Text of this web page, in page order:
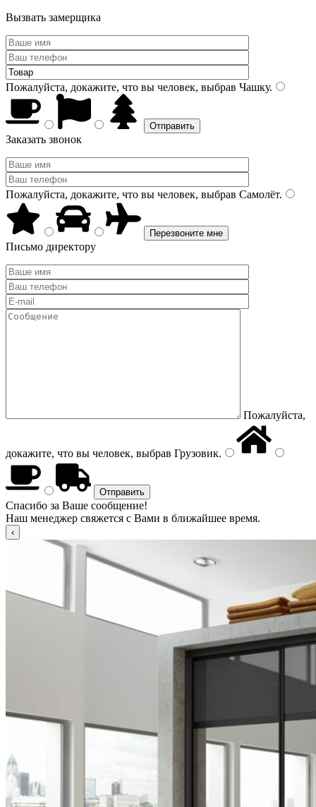
Вызвать замерщика
Пожалуйста, докажите, что вы человек, выбрав Чашку.
Заказать звонок
Пожалуйста, докажите, что вы человек, выбрав Самолёт.
Письмо директору
Пожалуйста,
докажите, что вы человек, выбрав Грузовик.
Спасибо за Ваше сообщение!
Наш менеджер свяжется с Вами в ближайшее время.